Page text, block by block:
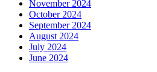
November 2024
October 2024
September 2024
August 2024
July 2024
June 2024